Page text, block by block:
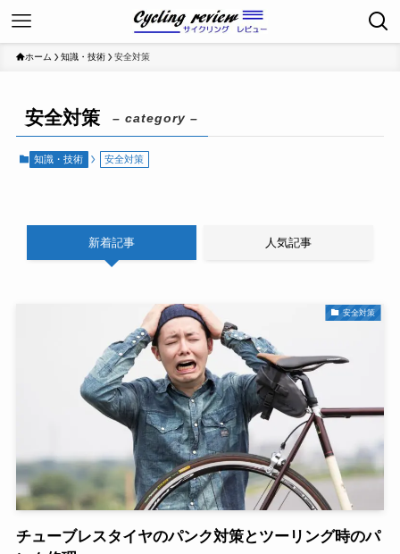
ホーム 知識・技術 安全対策
安全対策 – category –
知識・技術 安全対策
新着記事 人気記事
安全対策
チューブレスタイヤのパンク対策とツーリング時のパ